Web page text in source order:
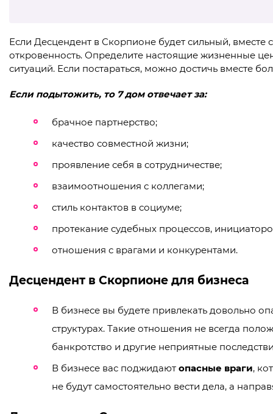
Если Десцендент в Скорпионе будет сильный,
откровенность. Определите настоящие жизненные
ситуаций. Если постараться, можно достичь вместе
Если подытожить, то 7 дом отвечает за:
брачное партнерство;
качество совместной жизни;
проявление себя в сотрудничестве;
взаимоотношения с коллегами;
стиль контактов в социуме;
протекание судебных процессов,
отношения с врагами и конкурентами.
Десцендент в Скорпионе для бизнеса
В бизнесе вы будете привлекать довольно
структурах. Такие отношения не всегда
банкротство и другие неприятные
В бизнесе вас поджидают опасные враги,
не будут самостоятельно вести дела, а